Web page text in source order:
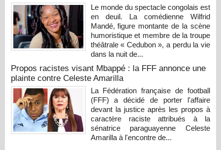
Le monde du spectacle congolais est
en deuil. La comédienne Wilfrid
Mandé, figure montante de la scène
humoristique et membre de la troupe
théâtrale « Cedubon », a perdu la vie
dans la nuit de...
Propos racistes visant Mbappé : la FFF annonce une
plainte contre Celeste Amarilla
La Fédération française de football
(FFF) a décidé de porter l'affaire
devant la justice après les propos à
caractère raciste attribués à la
sénatrice paraguayenne Celeste
Amarilla à l'encontre de...